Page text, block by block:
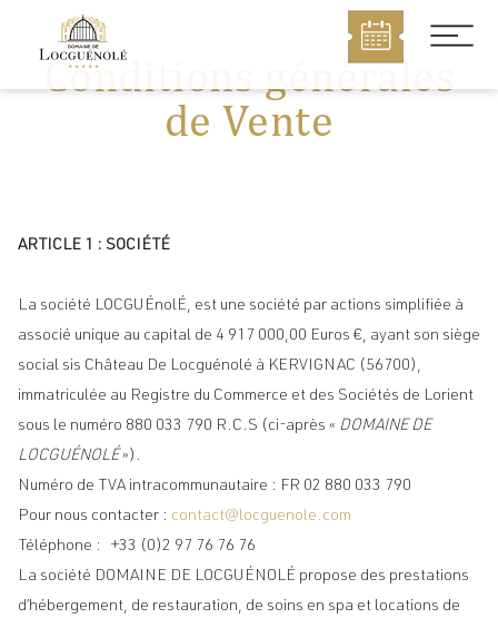
MENU
Conditions générales
de Vente
ARTICLE 1 : SOCIÉTÉ
La société LOCGUÉnolÉ, est une société par actions simplifiée à
associé unique au capital de 4 917 000,00 Euros €, ayant son siège
social sis Château De Locguénolé à KERVIGNAC (56700),
immatriculée au Registre du Commerce et des Sociétés de Lorient
sous le numéro 880 033 790 R.C.S (ci-après « DOMAINE DE
LOCGUÉNOLÉ »).
Numéro de TVA intracommunautaire : FR 02 880 033 790
Pour nous contacter : contact@locguenole.com
Téléphone : +33 (0)2 97 76 76 76
La société DOMAINE DE LOCGUÉNOLÉ propose des prestations
d’hébergement, de restauration, de soins en spa et locations de